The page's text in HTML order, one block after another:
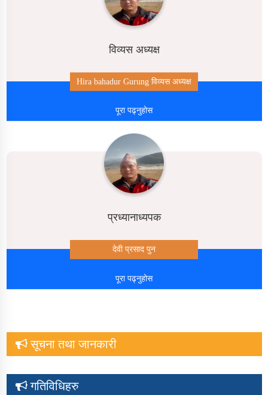
विव्यस अध्यक्ष
Hira bahadur Gurung विव्यस अध्यक्ष
पूरा पढ्नुहोस
प्रध्यानाध्यपक
देवी प्रसाद पुन
पूरा पढ्नुहोस
सूचना तथा जानकारी
गतिविधिहरु